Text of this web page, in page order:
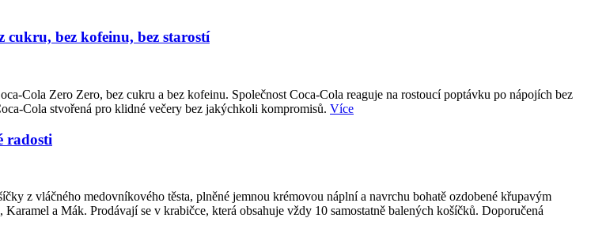
cukru, bez kofeinu, bez starostí
Cola Zero Zero, bez cukru a bez kofeinu. Společnost Coca-Cola reaguje na rostoucí poptávku po nápojích bez
Cola stvořená pro klidné večery bez jakýchkoli kompromisů. Více
radosti
z vláčného medovníkového těsta, plněné jemnou krémovou náplní a navrchu bohatě ozdobené křupavým
a Mák. Prodávají se v krabičce, která obsahuje vždy 10 samostatně balených košíčků. Doporučená